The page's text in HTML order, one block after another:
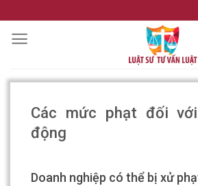
to
content
Các mức phạt đối
động
Doanh nghiệp có thể bị xử